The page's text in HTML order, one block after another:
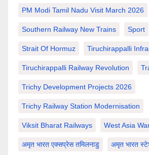
PM Modi Tamil Nadu Visit March 2026
Southern Railway New Trains Sport
Strait Of Hormuz Tiruchirappalli
Tiruchirappalli Railway Revolution
Trichy Development Projects 2026
Trichy Railway Station Modernisation
Viksit Bharat Railways West Asia
अमृत भारत एक्सप्रेस तमिलनाडु अमृत भारत